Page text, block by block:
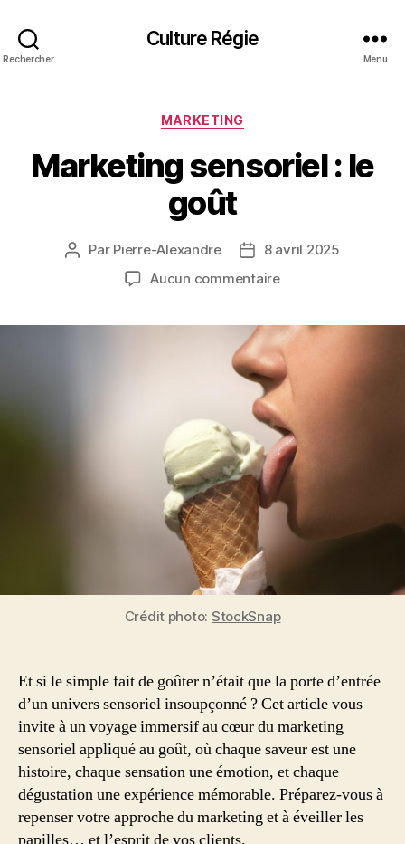
Rechercher
Culture Régie
Menu
Catégories
MARKETING
Marketing sensoriel : le
goût
Auteur
Par Pierre-Alexandre
Date8 avril 2025
Aucun commentairesur
:
le
goût
Crédit photo: StockSnap
Et si le simple fait de goûter n’était que la porte d’entrée
d’un univers sensoriel insoupçonné ? Cet article vous
invite à un voyage immersif au cœur du marketing
sensoriel appliqué au goût, où chaque saveur est une
histoire, chaque sensation une émotion, et chaque
dégustation une expérience mémorable. Préparez-vous à
repenser votre approche du marketing et à éveiller les
papilles… et l’esprit de vos clients.